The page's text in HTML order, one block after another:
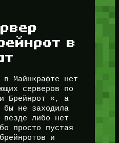
в
в Майнкрафте нет
серверов по
Брейнрот «, а
не заходила
везде либо нет
просто пустая
и